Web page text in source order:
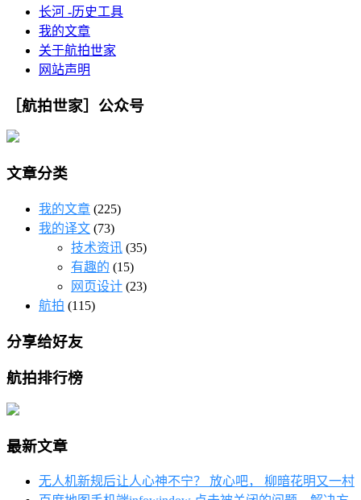
长河 -历史工具
我的文章
关于航拍世家
网站声明
［航拍世家］公众号
文章分类
我的文章 (225)
我的译文 (73)
技术资讯 (35)
有趣的 (15)
网页设计 (23)
航拍 (115)
分享给好友
航拍排行榜
最新文章
无人机新规后让人心神不宁？ 放心吧， 柳暗花明又一村